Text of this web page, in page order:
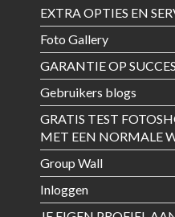
EXTRA OPTIES EN
Foto Gallery
GARANTIE OP
Gebruikers blogs
GRATIS TEST
MET EEN NORMALE
Group Wall
Inloggen